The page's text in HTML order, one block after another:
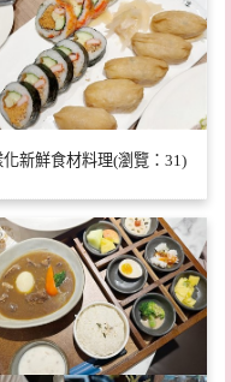
新鮮食材料理(瀏覽：31)